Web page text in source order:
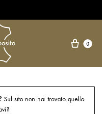
0
Sul sito non hai trovato quello